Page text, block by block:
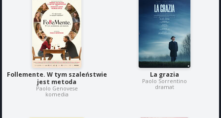
Follemente. W tym szaleństwie
jest metoda
Paolo Genovese
komedia
La grazia
Paolo Sorrentino
dramat